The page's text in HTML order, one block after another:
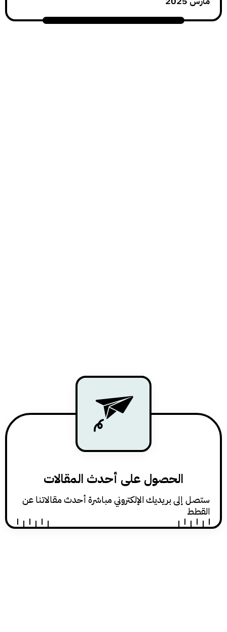
الحصول على أحدث المقالات
ستصل إلى بريديك الإلكتروني مباشرة أحدث مقالاتنا عن
القطط